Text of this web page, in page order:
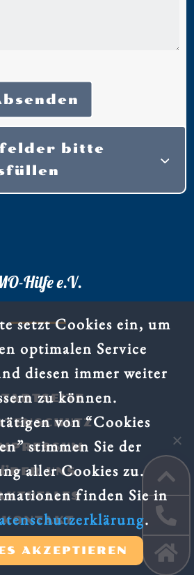



bitte
Hilfe e.V.
ÜBER UNS
KONTAKT
setzt Cookies ein, um
optimalen Service
diesen immer weiter
zu können.
von “Cookies
stimmen Sie der
aller Cookies zu.
finden Sie in
.
AKZEPTIEREN